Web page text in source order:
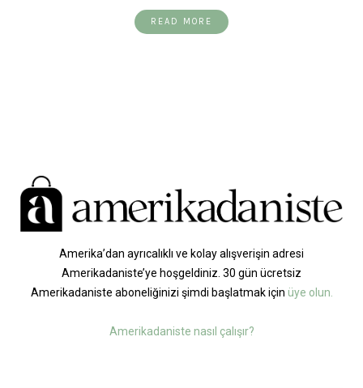
READ MORE
Amerika’dan ayrıcalıklı ve kolay alışverişin adresi
Amerikadaniste’ye hoşgeldiniz. 30 gün ücretsiz
Amerikadaniste aboneliğinizi şimdi başlatmak için üye olun.
Amerikadaniste nasıl çalışır?